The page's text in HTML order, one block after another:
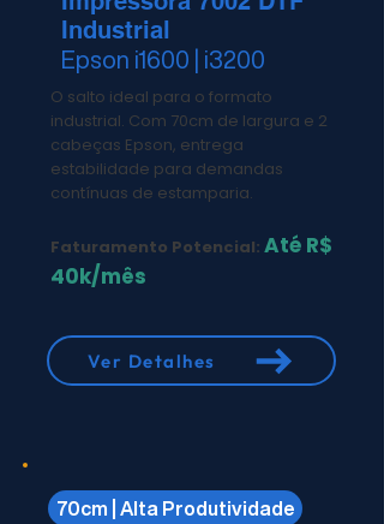
Industrial
Epson i1600 | i3200
O salto ideal para o formato
industrial. Com 70cm de largura e 2
cabeças Epson, entrega
estabilidade para demandas
contínuas de estamparia.
Faturamento Potencial: Até R$
40k/mês
Ver Detalhes
70cm | Alta Produtividade